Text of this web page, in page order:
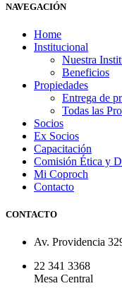
NAVEGACIÓN
Home
Institucional
Nuestra
Beneficios
Propiedades
Entrega de
Todas las
Socios
Ex Socios
Capacitación
Comisión Ética y
Mi Coproch
Contacto
CONTACTO
Av. Providencia
22 341 3368
Mesa Central